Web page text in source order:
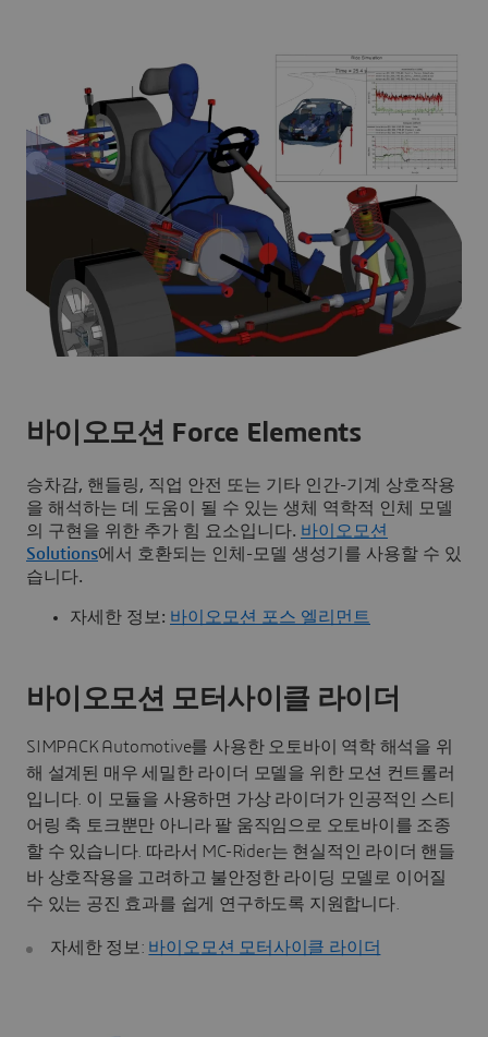
바이오모션 Force Elements
승차감, 핸들링, 직업 안전 또는 기타 인간-기계 상호작용
을 해석하는 데 도움이 될 수 있는 생체 역학적 인체 모델
의 구현을 위한 추가 힘 요소입니다. 바이오모션
Solutions에서 호환되는 인체-모델 생성기를 사용할 수 있
습니다.
자세한 정보: 바이오모션 포스 엘리먼트
바이오모션 모터사이클 라이더
SIMPACK Automotive를 사용한 오토바이 역학 해석을 위
해 설계된 매우 세밀한 라이더 모델을 위한 모션 컨트롤러
입니다. 이 모듈을 사용하면 가상 라이더가 인공적인 스티
어링 축 토크뿐만 아니라 팔 움직임으로 오토바이를 조종
할 수 있습니다. 따라서 MC-Rider는 현실적인 라이더 핸들
바 상호작용을 고려하고 불안정한 라이딩 모델로 이어질
수 있는 공진 효과를 쉽게 연구하도록 지원합니다.
자세한 정보: 바이오모션 모터사이클 라이더